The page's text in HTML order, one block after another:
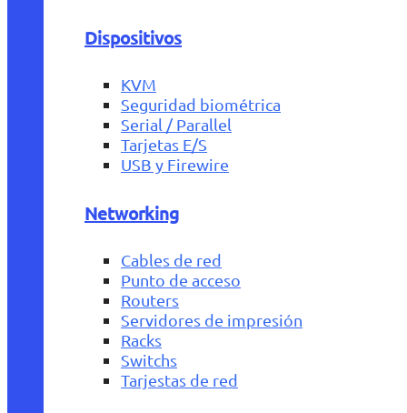
Dispositivos
KVM
Seguridad biométrica
Serial / Parallel
Tarjetas E/S
USB y Firewire
Networking
Cables de red
Punto de acceso
Routers
Servidores de impresión
Racks
Switchs
Tarjestas de red